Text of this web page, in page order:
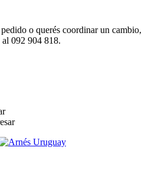
o querés coordinar un cambio,
092 904 818.